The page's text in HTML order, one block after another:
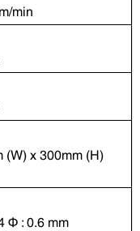
min
(W) x 300mm (H)
Φ : 0.6 mm